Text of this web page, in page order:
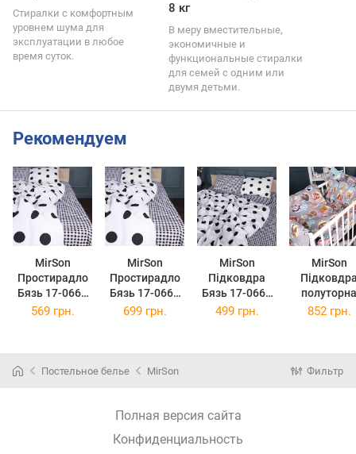
Стиралки с комфортным
уровнем шума для
эксплуатации в любое
время суток.
8 кг
В меру вместительные,
экономичные и
функциональные стиралки
для семей с одним или
двумя детьми.
Рекомендуем
MirSon
Простирадло
Бязь 17-0664
Cell Circles 200
MirSon
Простирадло
Бязь 17-0664
Cell Circles 220
MirSon
Підковдра
Бязь 17-0664
Cell Circles 110
MirSon
полуторна
143х210
569 грн. 699 грн. 499 грн. 852 грн.
Постельное белье MirSon Фильтр
Полная версия сайта
Конфиденциальность